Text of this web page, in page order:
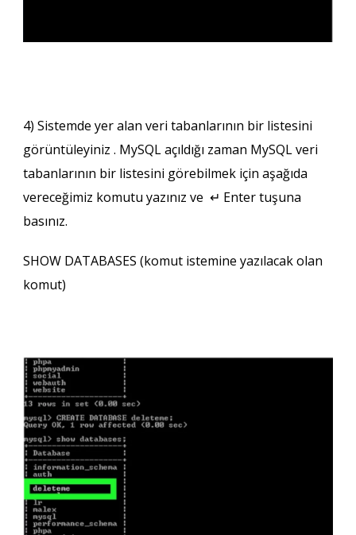
4) Sistemde yer alan veri tabanlarının bir listesini
görüntüleyiniz . MySQL açıldığı zaman MySQL veri
tabanlarının bir listesini görebilmek için aşağıda
vereceğimiz komutu yazınız ve ↵ Enter tuşuna
basınız.
SHOW DATABASES (komut istemine yazılacak olan
komut)